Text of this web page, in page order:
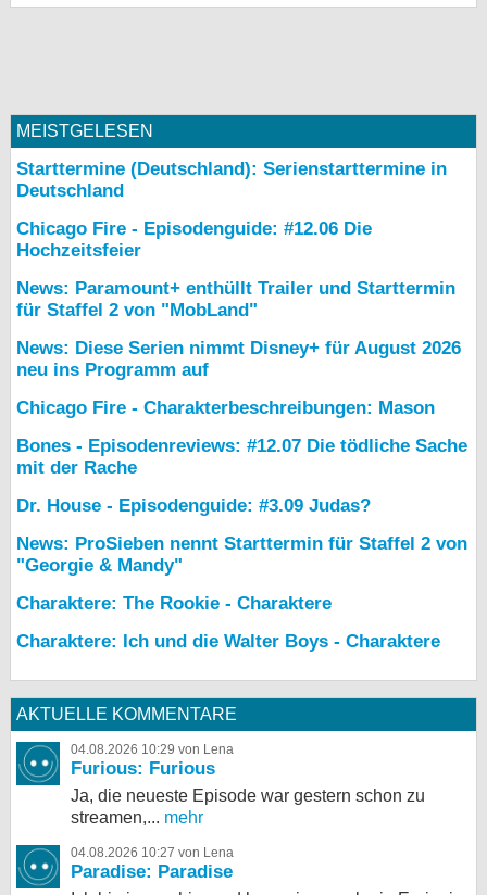
MEISTGELESEN
Starttermine (Deutschland): Serienstarttermine in
Deutschland
Chicago Fire - Episodenguide: #12.06 Die
Hochzeitsfeier
News: Paramount+ enthüllt Trailer und Starttermin
für Staffel 2 von "MobLand"
News: Diese Serien nimmt Disney+ für August 2026
neu ins Programm auf
Chicago Fire - Charakterbeschreibungen: Mason
Bones - Episodenreviews: #12.07 Die tödliche Sache
mit der Rache
Dr. House - Episodenguide: #3.09 Judas?
News: ProSieben nennt Starttermin für Staffel 2 von
"Georgie & Mandy"
Charaktere: The Rookie - Charaktere
Charaktere: Ich und die Walter Boys - Charaktere
AKTUELLE KOMMENTARE
04.08.2026 10:29 von Lena
Furious: Furious
Ja, die neueste Episode war gestern schon zu
streamen,... mehr
04.08.2026 10:27 von Lena
Paradise: Paradise